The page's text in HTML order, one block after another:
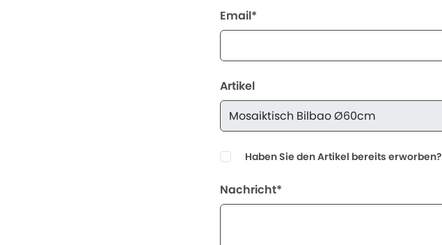
Email*
Artikel
Haben Sie den Artikel bereits erworben?
Nachricht*